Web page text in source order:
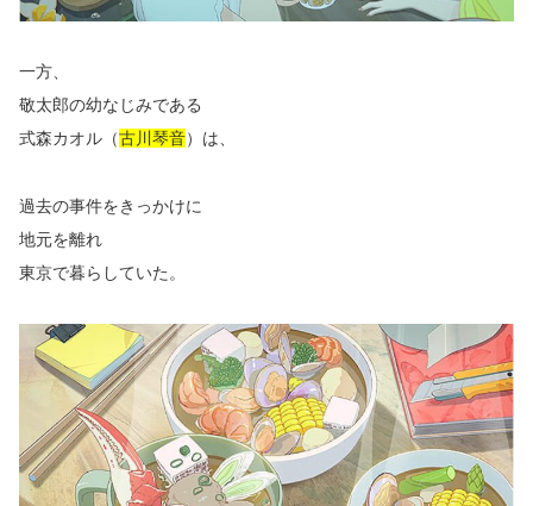
一方、
敬太郎の幼なじみである
式森カオル（古川琴音）は、
過去の事件をきっかけに
地元を離れ
東京で暮らしていた。